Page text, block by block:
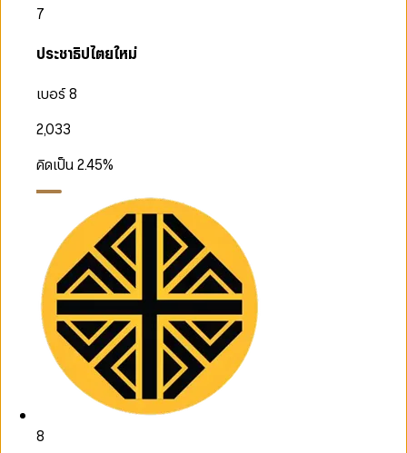
7
ประชาธิปไตยใหม่
เบอร์ 8
2,033
คิดเป็น2.45%
8